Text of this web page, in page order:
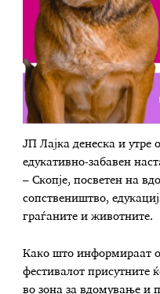
ЈП Лајка денеска и утре
едукативно-забавен
– Скопје, посветен на
сопствеништво,
граѓаните и животните.
Како што информираат
фестивалот присутните
во зона за вдомување и